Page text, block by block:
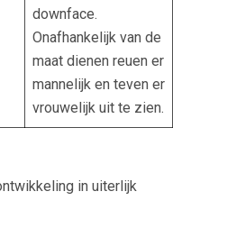
downface.
Onafhankelijk van de
maat dienen reuen er
mannelijk en teven er
vrouwelijk uit te zien.
in uiterlijk